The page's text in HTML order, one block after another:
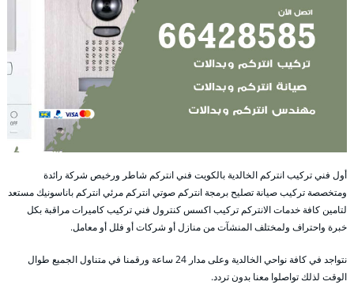
أول فني تركيب انتركم الخالدية بالكويت فني انتركم شاطر ورخيص شركة رائدة
ومتخصصة تركيب صيانة تصليح برمجة انتركم صوتي انتركم مرئي انتركم باناسونيك مستعد
لتامين كافة خدمات الانتركم تركيب اكسس كنترول فني تركيب كاميرات مراقبة بكل
خبرة واحتراف ولمختلف المنشآت من منازل أو شركات أو فلل أو معامل.
نتواجد في كافة نواحي الخالدية وعلى مدار 24 ساعة ورقمنا في متناول الجميع طوال
الوقت لذلك تواصلوا معنا بدون تردد.